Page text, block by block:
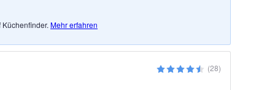
Mehr erfahren
(28)